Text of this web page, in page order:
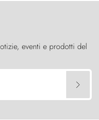
eventi e prodotti del